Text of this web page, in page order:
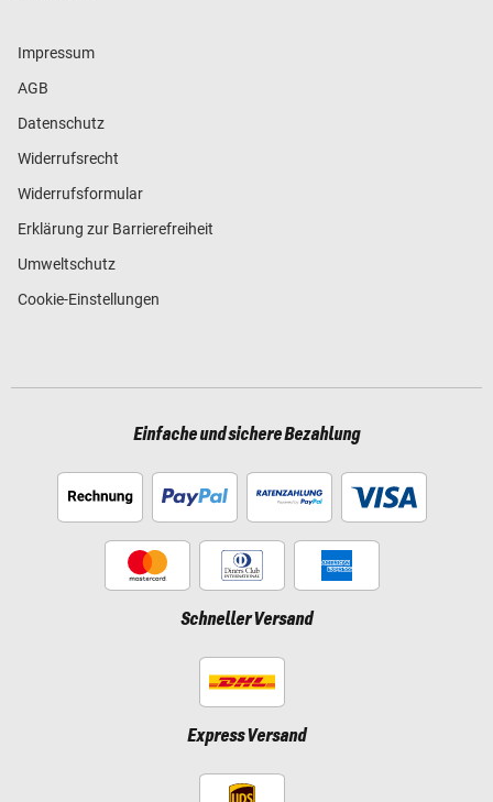
Impressum
AGB
Datenschutz
Widerrufsrecht
Widerrufsformular
Erklärung zur Barrierefreiheit
Umweltschutz
Cookie-Einstellungen
Einfache und sichere Bezahlung
Schneller Versand
Express Versand